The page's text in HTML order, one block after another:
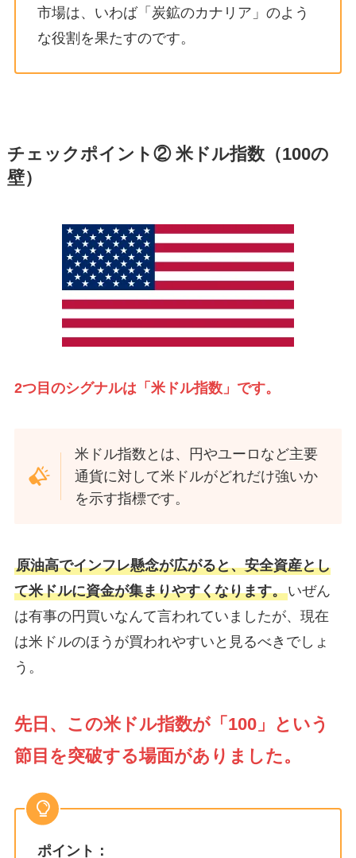
市場は、いわば「炭鉱のカナリア」のよう
な役割を果たすのです。
チェックポイント② 米ドル指数（100の
壁）
2つ目のシグナルは「米ドル指数」です。
米ドル指数とは、円やユーロなど主要
通貨に対して米ドルがどれだけ強いか
を示す指標です。
原油高でインフレ懸念が広がると、安全資産とし
て米ドルに資金が集まりやすくなります。いぜん
は有事の円買いなんて言われていましたが、現在
は米ドルのほうが買われやすいと見るべきでしょ
う。
先日、この米ドル指数が「100」という
節目を突破する場面がありました。
ポイント：